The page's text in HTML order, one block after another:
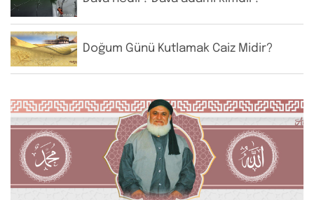
Doğum Günü Kutlamak Caiz Midir?